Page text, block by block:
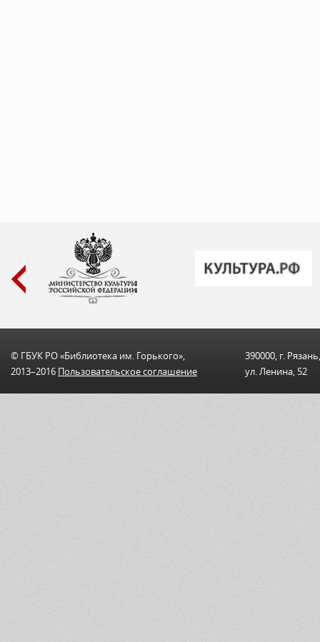
© ГБУК РО «Библиотека им. Горького»,
2013–2016 Пользовательскоe соглашениe
390000, г. Рязань,
ул. Ленина, 52